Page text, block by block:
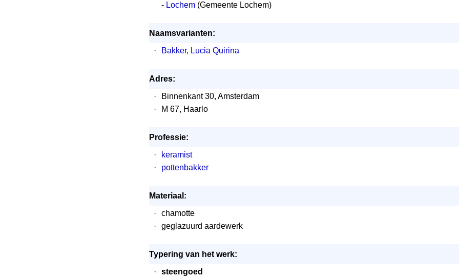
- Lochem (Gemeente Lochem)
Naamsvarianten:
·
Bakker, Lucia Quirina
Adres:
·
Binnenkant 30, Amsterdam
·
M 67, Haarlo
Professie:
·
keramist
·
pottenbakker
Materiaal:
·
chamotte
·
geglazuurd aardewerk
Typering van het werk:
·
steengoed